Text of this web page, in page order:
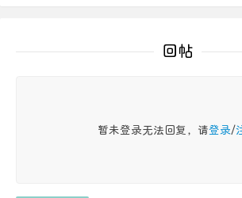
回帖
暂未登录无法回复，请登录/